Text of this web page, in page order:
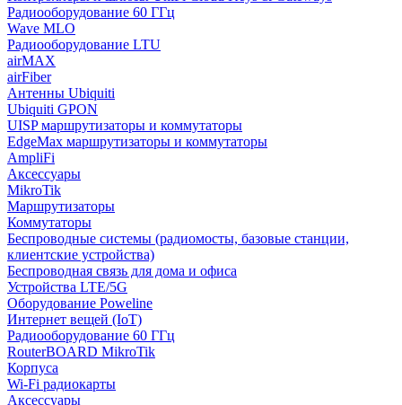
Радиооборудование 60 ГГц
Wave MLO
Радиооборудование LTU
airMAX
airFiber
Антенны Ubiquiti
Ubiquiti GPON
UISP маршрутизаторы и коммутаторы
EdgeMax маршрутизаторы и коммутаторы
AmpliFi
Аксессуары
MikroTik
Маршрутизаторы
Коммутаторы
Беспроводные системы (радиомосты, базовые станции,
клиентские устройства)
Беспроводная связь для дома и офиса
Устройства LTE/5G
Оборудование Poweline
Интернет вещей (IoT)
Радиооборудование 60 ГГц
RouterBOARD MikroTik
Корпуса
Wi-Fi радиокарты
Аксессуары